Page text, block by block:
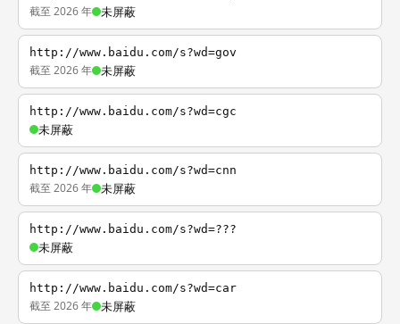
截至 2026 年 未屏蔽
http://www.baidu.com/s?wd=gov
截至 2026 年 未屏蔽
http://www.baidu.com/s?wd=cgc
未屏蔽
http://www.baidu.com/s?wd=cnn
截至 2026 年 未屏蔽
http://www.baidu.com/s?wd=???
未屏蔽
http://www.baidu.com/s?wd=car
截至 2026 年 未屏蔽